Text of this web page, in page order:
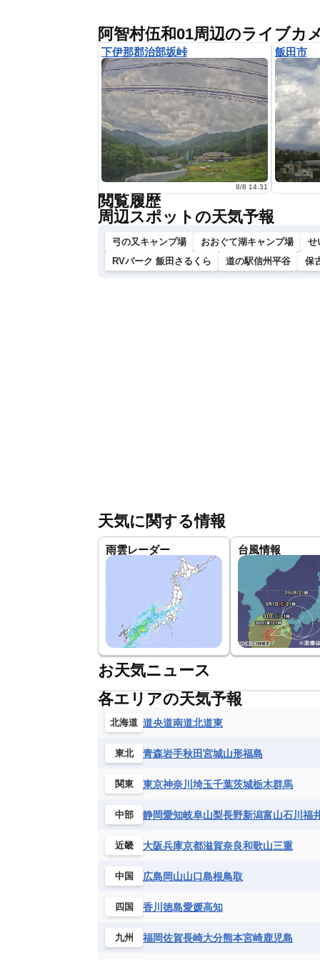
阿智村伍和01周辺のライブカ
下伊那郡治部坂峠
8/8 14:31
飯田市
閲覧履歴
周辺スポットの天気予報
弓の又キャンプ場 おおぐて湖キャンプ場
せ
RVパーク 飯田さるくら
道の駅信州平谷 保
天気に関する情報
雨雲レーダー 台風情報
お天気ニュース
各エリアの天気予報
北海道 道央道南道北道東
東北 青森岩手秋田宮城山形福島
関東 東京神奈川 埼玉千葉茨城栃木群馬
中部 静岡愛知岐阜山梨長野新潟富山石川 福
近畿 大阪兵庫京都滋賀奈良和歌山三重
中国 広島岡山山口島根鳥取
四国 香川 徳島愛媛高知
九州 福岡佐賀長崎大分熊本宮崎鹿児島